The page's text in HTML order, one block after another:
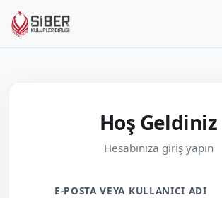
Hoş Geldiniz
Hesabınıza giriş yapın
E-POSTA VEYA KULLANICI ADI